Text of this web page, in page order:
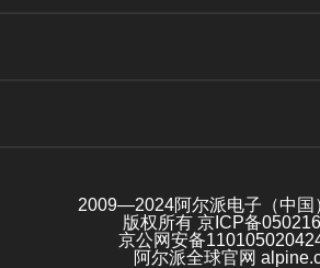
2009—2024阿尔派电子（中国
版权所有 京ICP备
京公网安备
阿尔派全球官网